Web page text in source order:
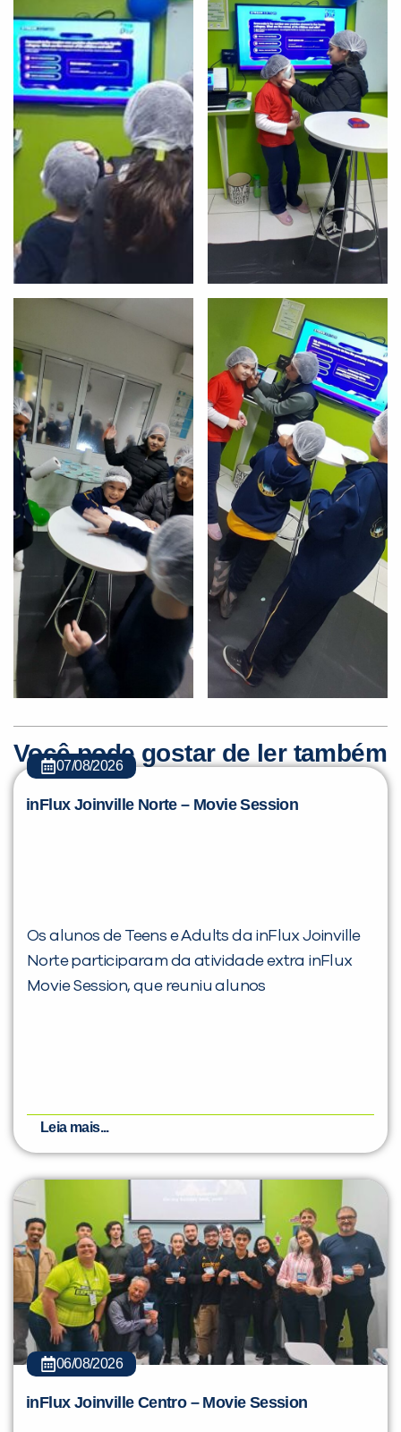
Você pode gostar de ler também
07/08/2026
inFlux Joinville Norte – Movie Session
Os alunos de Teens e Adults da inFlux Joinville
Norte participaram da atividade extra inFlux
Movie Session, que reuniu alunos
Leia mais...
06/08/2026
inFlux Joinville Centro – Movie Session